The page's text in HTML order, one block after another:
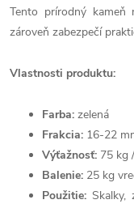
Tento prírodný kameň
zároveň zabezpečí
Vlastnosti produktu:
Farba: zelená
Frakcia: 16-22
Výťažnosť: 75 kg
Balenie: 25 kg
Použitie: Skalky,